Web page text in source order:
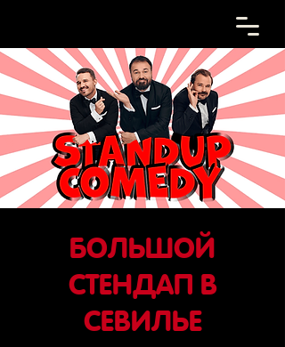
БОЛЬШОЙ
СТЕНДАП В
СЕВИЛЬЕ